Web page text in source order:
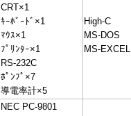
CRT×1
ｷｰﾎﾞｰﾄﾞ×1
ﾏｳｽ×1
ﾌﾟﾘﾝﾀｰ×1
RS-232C
ﾎﾟﾝﾌﾟ×7
導電率計×5
High-C
MS-DOS
MS-EXCEL
NEC PC-9801